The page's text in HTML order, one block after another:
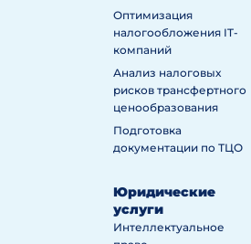
Оптимизация
налогообложения IT-
компаний
Анализ налоговых
рисков трансфертного
ценообразования
Подготовка
документации по ТЦО
Юридические
услуги
Интеллектуальное